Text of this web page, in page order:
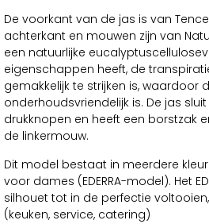
De voorkant van de jas is van
achterkant en mouwen zijn van
een natuurlijke
eigenschappen heeft, de
gemakkelijk te strijken is, waardoor
onderhoudsvriendelijk is. De jas
drukknopen en heeft een borstzak
de linkermouw.
Dit model bestaat in meerdere
voor dames (EDERRA-model). Het
silhouet tot in de perfectie
(keuken, service, catering)